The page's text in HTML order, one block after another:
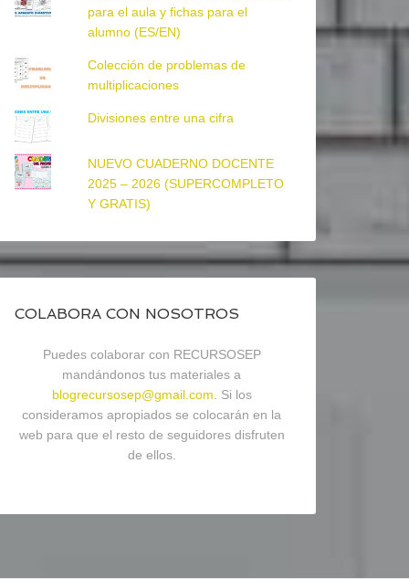
para el aula y fichas para el
alumno (ES/EN)
Colección de problemas de
multiplicaciones
Divisiones entre una cifra
NUEVO CUADERNO DOCENTE
2025 – 2026 (SUPERCOMPLETO
Y GRATIS)
COLABORA CON NOSOTROS
Puedes colaborar con RECURSOSEP
mandándonos tus materiales a
blogrecursosep@gmail.com . Si los
consideramos apropiados se colocarán en la
web para que el resto de seguidores disfruten
de ellos.